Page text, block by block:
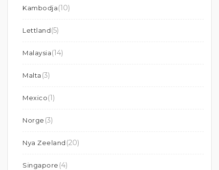
Kambodja(10)
Lettland(5)
Malaysia(14)
Malta (3)
Mexico(1)
Norge (3)
Nya Zeeland (20)
Singapore (4)